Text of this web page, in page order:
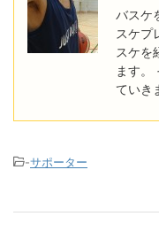
バスケ
スケプ
スケを
ます。
ていき
-サポーター